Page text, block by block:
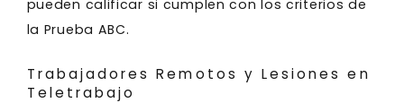
pueden calificar si cumplen con los criterios de
la Prueba ABC.
Trabajadores Remotos y Lesiones en
Teletrabajo